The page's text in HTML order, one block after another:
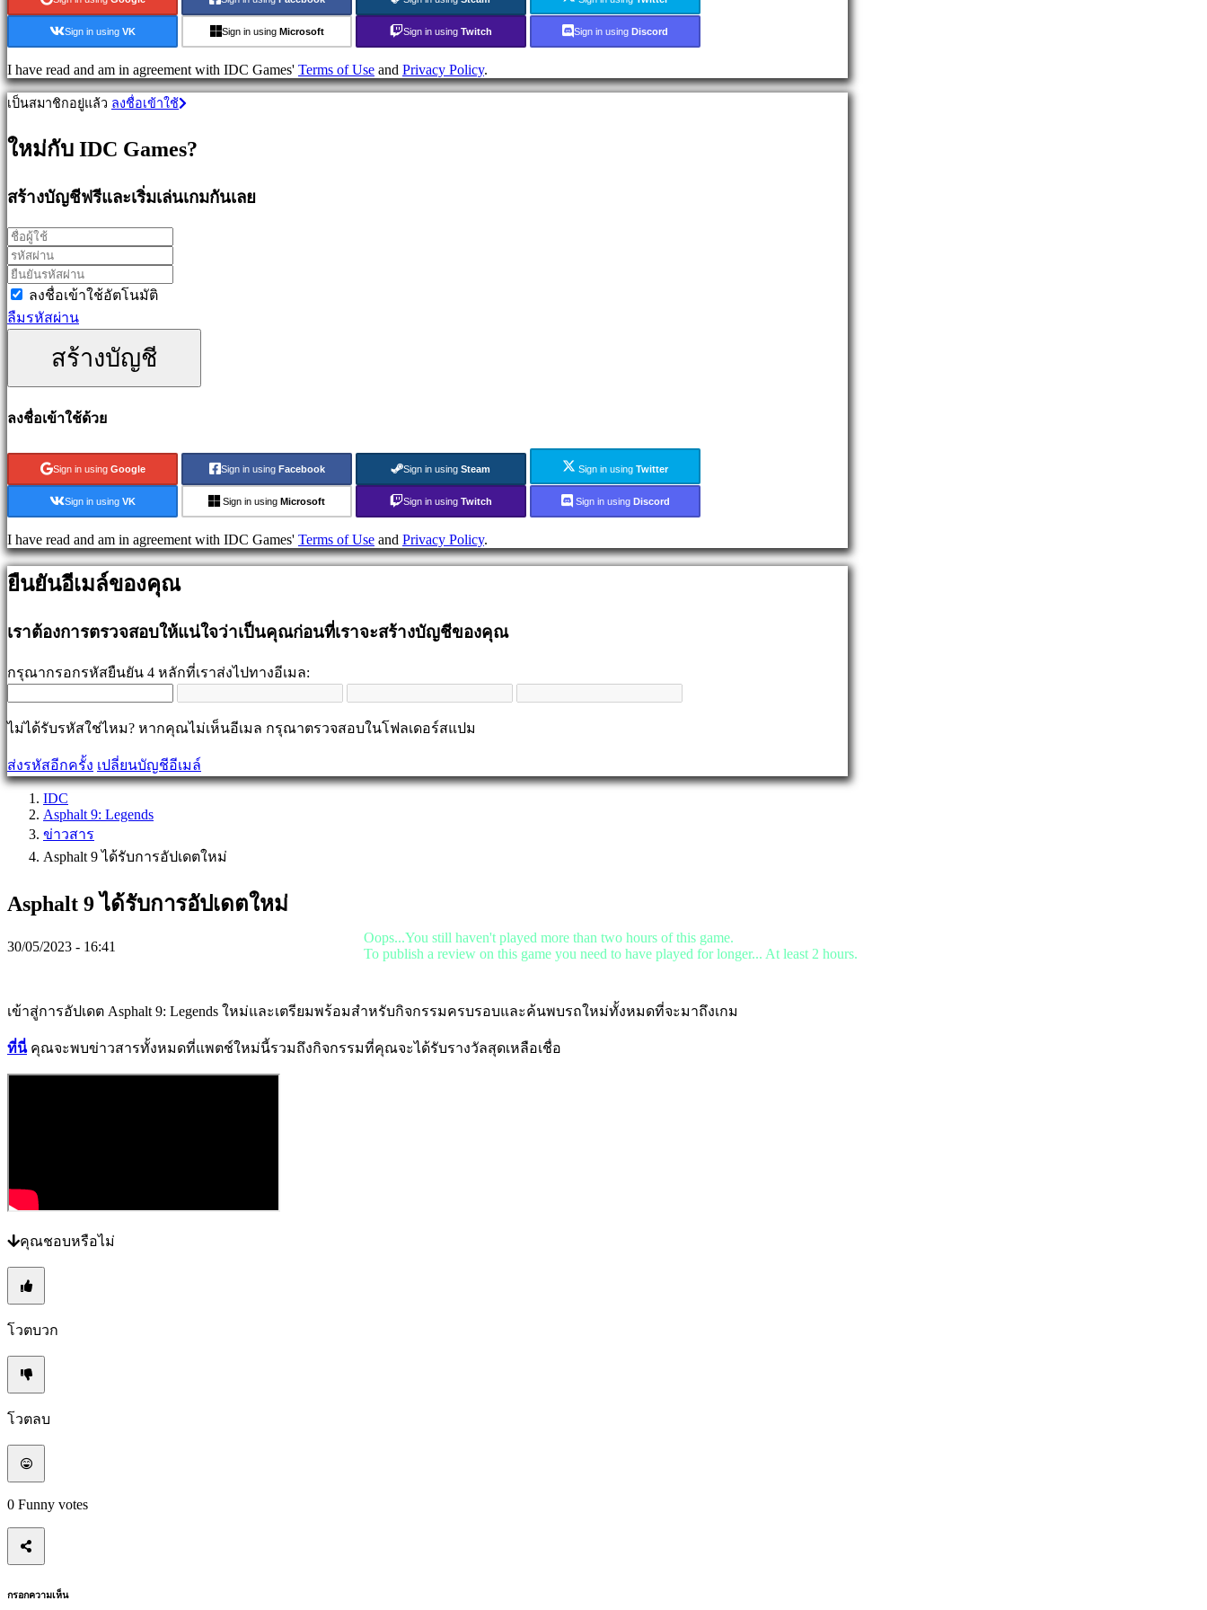
วางแผน
เกม
ผจญ
ภัย
เกม
เกม
เกม
กีฬา
เกม
ยิง
Racing
Casual
games
Indie
Simulation
games
Puzzle
Fighting
games
เด
โม่
ชุมชน
รายการ
เกม
ข่าวสาร
มีเดีย
ฟ
อรั่ม
IDC
Gifts
IDC
Plays
เหลือ
ลง
ทะเบียน
เข้า
ภาษา
DA
EL
ES
FI
FR
NL
RO
SR
Sign in using VK Sign in using Microsoft Sign in using Twitch Sign in using Discord
I have read and am in agreement with IDC Games' Terms of Use and Privacy Policy.
เป็นสมาชิกอยู่แล้ว ลงชื่อเข้าใช้
ใหม่กับ IDC Games?
สร้างบัญชีฟรีและเริ่มเล่นเกมกันเลย
ลงชื่อเข้าใช้อัตโนมัติ
ลืมรหัสผ่าน
สร้างบัญชี
ลงชื่อเข้าใช้ด้วย
Sign in using Google Sign in using Facebook Sign in using Steam Sign in using Twitter
Sign in using VK Sign in using Microsoft Sign in using Twitch Sign in using Discord
I have read and am in agreement with IDC Games' Terms of Use and Privacy Policy.
ยืนยันอีเมล์ของคุณ
เราต้องการตรวจสอบให้แน่ใจว่าเป็นคุณก่อนที่เราจะสร้างบัญชีของคุณ
กรุณากรอกรหัสยืนยัน 4 หลักที่เราส่งไปทางอีเมล:
ไม่ได้รับรหัสใช่ไหม? หากคุณไม่เห็นอีเมล กรุณาตรวจสอบในโฟลเดอร์สแปม
ส่งรหัสอีกครั้ง เปลี่ยนบัญชีอีเมล์
IDC
Asphalt 9: Legends
ข่าวสาร
Asphalt 9 ได้รับการอัปเดตใหม่
Asphalt 9 ได้รับการอัปเดตใหม่
30/05/2023 - 16:41
เข้าสู่การอัปเดต Asphalt 9: Legends ใหม่และเตรียมพร้อมสำหรับกิจกรรมครบรอบและค้นพบรถใหม่ทั้งหมดที่จะมาถึงเกม
ที่นี่คุณจะพบข่าวสารทั้งหมดที่แพตช์ใหม่นี้รวมถึงกิจกรรมที่คุณจะได้รับรางวัลสุดเหลือเชื่อ
คุณชอบหรือไม่
โวตบวก
โวตลบ
0 Funny votes
กรอกความเห็น
Oops...You still haven't played more than two hours of this game.
To publish a review on this game you need to have played for longer... At least 2 hours.